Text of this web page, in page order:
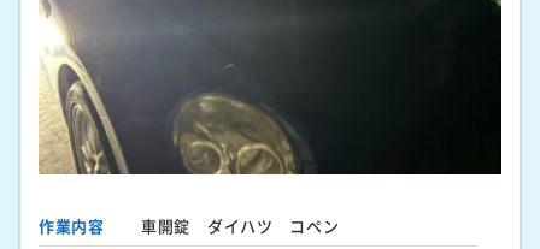
作業内容
車開錠 ダイハツ コペン